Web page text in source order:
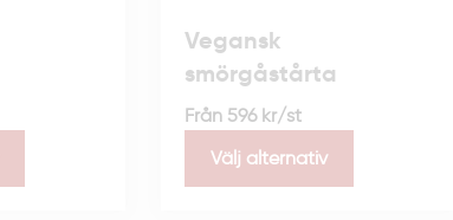
Vegansk
smörgåstårta
Från 596 kr/st
Välj alternativ